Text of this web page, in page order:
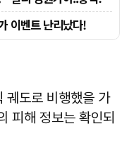
궤도로 비행했을 가
피해 정보는 확인되